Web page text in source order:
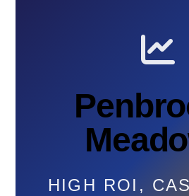
HIGH ROI,